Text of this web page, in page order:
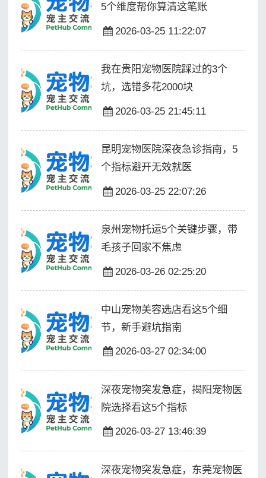
5个维度帮你算清这笔账
2026-03-25 11:22:07
我在贵阳宠物医院踩过的3个
坑，选错多花2000块
2026-03-25 21:45:11
昆明宠物医院深夜急诊指南，5
个指标避开无效就医
2026-03-25 22:07:26
泉州宠物托运5个关键步骤，带
毛孩子回家不焦虑
2026-03-26 02:25:20
中山宠物美容选店看这5个细
节，新手避坑指南
2026-03-27 02:34:00
深夜宠物突发急症，揭阳宠物医
院选择看这5个指标
2026-03-27 13:46:39
深夜宠物突发急症，东莞宠物医